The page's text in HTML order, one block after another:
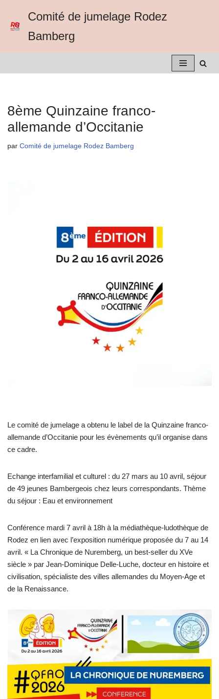
Aller
Comité de jumelage Rodez
Bamberg
8ème Quinzaine franco-
allemande d’Occitanie
par Comité de jumelage Rodez Bamberg
Le comité de jumelage a obtenu le label de la Quinzaine franco-
allemande d’Occitanie pour les évènements qu’il organise dans
ce cadre.
Echange interfamilial et culturel : du 27 mars au 10 avril, séjour
de 49 jeunes Bambergeois chez leurs correspondants. Thème
du séjour : Eau et environnement
Conférence mardi 7 avril à 18h à la médiathèque-ludothèque de
Rodez en lien avec l’exposition numérique proposée du 7 au 14
avril. « La Chronique de Nuremberg, un best-seller du XVe
siècle » par Jean-Dominique Delle-Luche, docteur en histoire et
civilisation, spécialiste des villes allemandes du Moyen-Age et
de la Renaissance.